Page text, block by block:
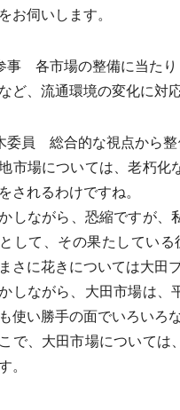
お伺いします。
事 各市場の整備に当たり
ど、流通環境の変化に対
委員 総合的な視点から整
市場については、老朽化
されるわけですね。
しながら、恐縮ですが、
して、その果たしてい
さに花きについては大田
しながら、大田市場は、
使い勝手の面でいろいろ
で、大田市場については
。